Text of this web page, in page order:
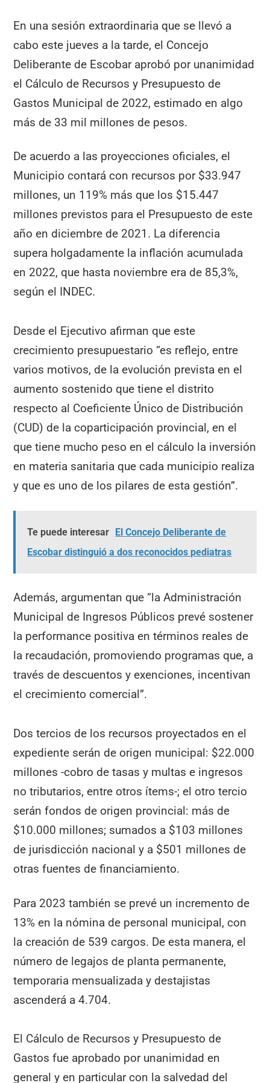
En una sesión extraordinaria que se llevó a
cabo este jueves a la tarde, el Concejo
Deliberante de Escobar aprobó por unanimidad
el Cálculo de Recursos y Presupuesto de
Gastos Municipal de 2022, estimado en algo
más de 33 mil millones de pesos.
De acuerdo a las proyecciones oficiales, el
Municipio contará con recursos por $33.947
millones, un 119% más que los $15.447
millones previstos para el Presupuesto de este
año en diciembre de 2021. La diferencia
supera holgadamente la inflación acumulada
en 2022, que hasta noviembre era de 85,3%,
según el INDEC.
Desde el Ejecutivo afirman que este
crecimiento presupuestario “es reflejo, entre
varios motivos, de la evolución prevista en el
aumento sostenido que tiene el distrito
respecto al Coeficiente Único de Distribución
(CUD) de la coparticipación provincial, en el
que tiene mucho peso en el cálculo la inversión
en materia sanitaria que cada municipio realiza
y que es uno de los pilares de esta gestión”.
Te puede interesar El Concejo Deliberante de
Escobar distinguió a dos reconocidos pediatras
Además, argumentan que “la Administración
Municipal de Ingresos Públicos prevé sostener
la performance positiva en términos reales de
la recaudación, promoviendo programas que, a
través de descuentos y exenciones, incentivan
el crecimiento comercial”.
Dos tercios de los recursos proyectados en el
expediente serán de origen municipal: $22.000
millones -cobro de tasas y multas e ingresos
no tributarios, entre otros ítems-; el otro tercio
serán fondos de origen provincial: más de
$10.000 millones; sumados a $103 millones
de jurisdicción nacional y a $501 millones de
otras fuentes de financiamiento.
Para 2023 también se prevé un incremento de
13% en la nómina de personal municipal, con
la creación de 539 cargos. De esta manera, el
número de legajos de planta permanente,
temporaria mensualizada y destajistas
ascenderá a 4.704.
El Cálculo de Recursos y Presupuesto de
Gastos fue aprobado por unanimidad en
general y en particular con la salvedad del